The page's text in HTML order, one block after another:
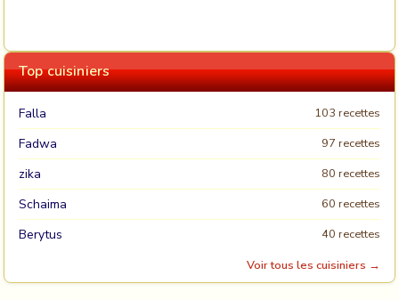
Top cuisiniers
Falla 103 recettes
Fadwa 97 recettes
zika 80 recettes
Schaima 60 recettes
Berytus
40 recettes
Voir tous les cuisiniers →